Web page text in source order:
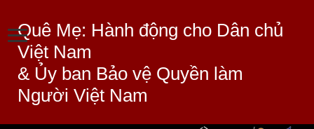
Quê Mẹ: Hành động cho Dân chủ
Việt Nam
& Ủy ban Bảo vệ Quyền làm
Người Việt Nam